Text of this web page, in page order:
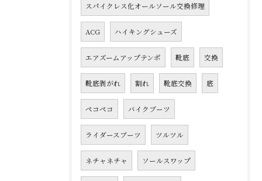
スパイクレス化オールソール交換修理
ACG ハイキングシューズ
エアズームアップテンポ 靴底 交換
靴底剥がれ 割れ 靴底交換 底
ペコペコ バイクブーツ
ライダースブーツ ツルツル
ネチャネチャ ソールスワップ